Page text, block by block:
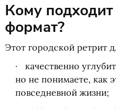
Кому подходит
формат?
Этот городской ретрит
качественно
но не понимаете, как
повседневной жизни;